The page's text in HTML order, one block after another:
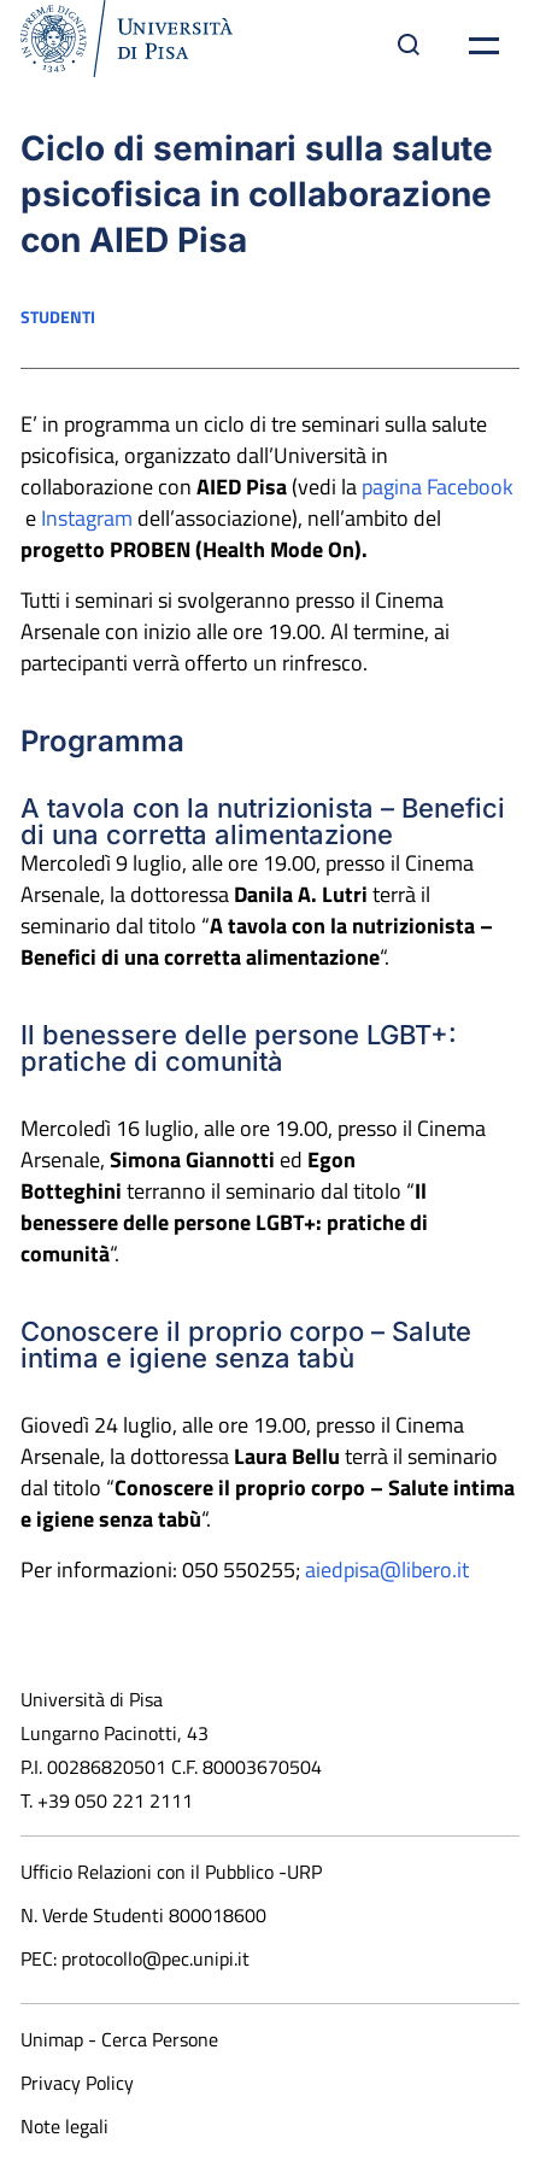
Ciclo di seminari sulla salute
psicofisica in collaborazione
con AIED Pisa
STUDENTI
E’ in programma un ciclo di tre seminari sulla salute
psicofisica, organizzato dall’Università in
collaborazione conAIED Pisa(vedi lapagina Facebook
eInstagram dell’associazione), nell’ambito del
progetto PROBEN (Health Mode On).
Tutti i seminari si svolgeranno presso il Cinema
Arsenale con inizio alle ore 19.00. Al termine, ai
partecipanti verrà offerto un rinfresco.
Programma
A tavola con la nutrizionista – Benefici
di una corretta alimentazione
Mercoledì 9 luglio, alle ore 19.00, presso il Cinema
Arsenale, la dottoressaDanila A. Lutriterrà il
seminario dal titolo “A tavola con la nutrizionista –
Benefici di una corretta alimentazione“.
Il benessere delle persone LGBT+:
pratiche di comunità
Mercoledì 16 luglio, alle ore 19.00, presso il Cinema
Arsenale,Simona Giannotti ed Egon
Botteghiniterranno il seminario dal titolo “Il
benessere delle persone LGBT+: pratiche di
comunità“.
Conoscere il proprio corpo – Salute
intima e igiene senza tabù
Giovedì 24 luglio, alle ore 19.00, presso il Cinema
Arsenale, la dottoressaLaura Belluterrà il seminario
dal titolo “Conoscere il proprio corpo – Salute intima
e igiene senza tabù“.
Per informazioni: 050 550255;aiedpisa@libero.it
Università di Pisa
Lungarno Pacinotti, 43
P.I. 00286820501 C.F. 80003670504
T. +39 050 221 2111
Ufficio Relazioni con il Pubblico -URP
N. Verde Studenti 800018600​
PEC: protocollo@pec.unipi.it
Unimap - Cerca Persone
Privacy Policy
Note legali